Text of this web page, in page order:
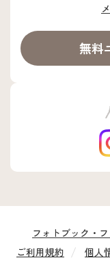
無料
フォトブック・
ご利用規約
個人